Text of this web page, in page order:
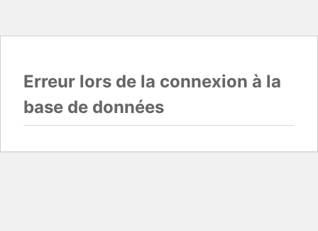
Erreur lors de la connexion à la
base de données